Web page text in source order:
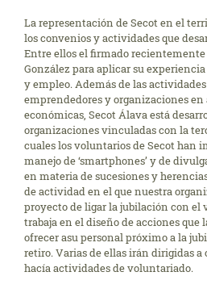
La representación de Secot en el
los convenios y actividades que
Entre ellos el firmado
González para aplicar su
y empleo. Además de las
emprendedores y organizaciones en
económicas, Secot Álava está
organizaciones vinculadas con la
cuales los voluntarios de Secot han
manejo de ‘smartphones’ y de
en materia de sucesiones y
de actividad en el que nuestra
proyecto de ligar la jubilación con el
trabaja en el diseño de acciones que
ofrecer asu personal próximo a la
retiro. Varias de ellas irán dirigidas a
hacía actividades de voluntariado.